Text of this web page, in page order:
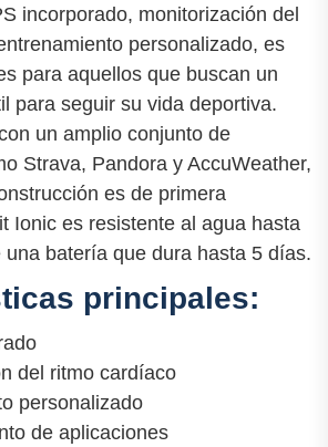
incorporado, monitorización del
personalizado, es
para aquellos que buscan un
para seguir su vida deportiva.
un amplio conjunto de
Strava, Pandora y AccuWeather,
es de primera
Ionic es resistente al agua hasta
una batería que dura hasta 5 días.
principales:
del ritmo cardíaco
personalizado
de aplicaciones